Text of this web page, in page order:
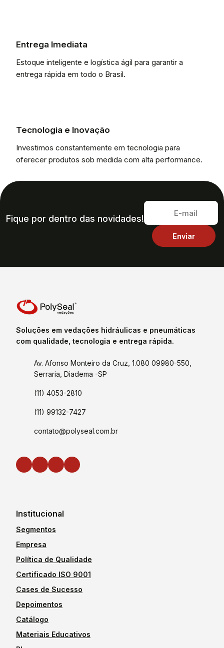
Entrega Imediata
Estoque inteligente e logística ágil para garantir a
entrega rápida em todo o Brasil.
Tecnologia e Inovação
Investimos constantemente em tecnologia para
oferecer produtos sob medida com alta performance.
Fique por dentro das novidades!
Soluções em vedações hidráulicas e pneumáticas
com qualidade, tecnologia e entrega rápida.
Av. Afonso Monteiro da Cruz, 1.080 09980-550,
Serraria, Diadema -SP
(11) 4053-2810
(11) 99132-7427
contato@polyseal.com.br
Institucional
Segmentos
Empresa
Política de Qualidade
Certificado ISO 9001
Cases de Sucesso
Depoimentos
Catálogo
Materiais Educativos